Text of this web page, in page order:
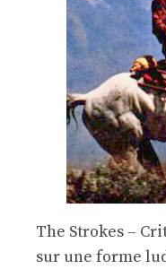
The Strokes –
sur une forme